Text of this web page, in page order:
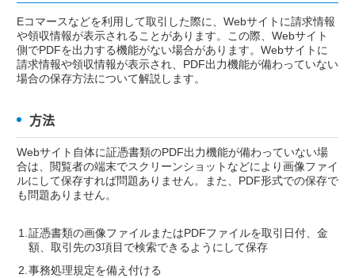
Eコマースなどを利用して取引した際に、Webサイトに請求情報
や領収情報が表示されることがあります。この際、Webサイト
側でPDFを出力する機能がない場合があります。Webサイトに
請求情報や領収情報が表示され、PDF出力機能が備わっていない
場合の保存方法について解説します。
方法
Webサイト自体に証憑書類のPDF出力機能が備わっていない場
合は、閲覧者の端末でスクリーンショットなどにより画像ファイ
ルにして保存すれば問題ありません。また、PDF形式での保存で
も問題ありません。
証憑書類の画像ファイルまたはPDFファイルを取引日付、金
額、取引先の3項目で検索できるようにして保存
事務処理規定を備え付ける